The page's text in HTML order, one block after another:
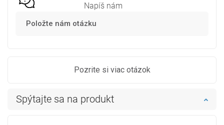
Napíš nám
Položte nám otázku
Pozrite si viac otázok
Spýtajte sa na produkt